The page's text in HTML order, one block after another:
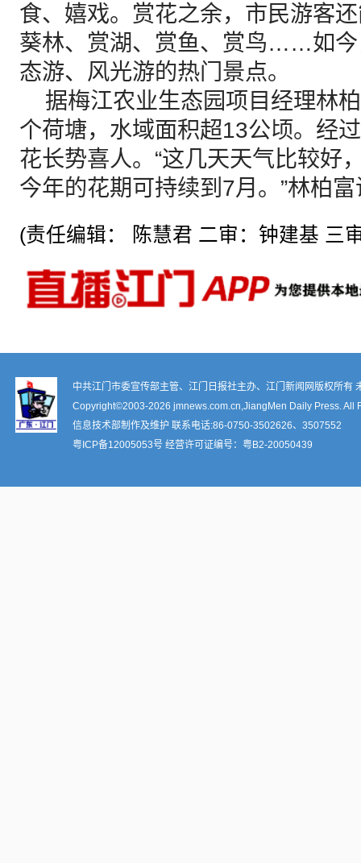
食、嬉戏。赏花之余，市民游客
葵林、赏湖、赏鱼、赏鸟……如今
态游、风光游的热门景点。
据梅江农业生态园项目经理林
个荷塘，水域面积超13公顷。经
花长势喜人。“这几天天气比较好
今年的花期可持续到7月。”林柏
(责任编辑： 陈慧君 二审：钟建基 三
中共江门市委宣传部主管、江门日报社主办、江门新闻网版权所有
Copyright©2003-2026 jmnews.com.cn,JiangMen Daily Press. All
信息技术部制作及维护 联系电话:86-0750-3502626、3507552
粤ICP备12005053号 经营许可证编号： 粤B2-20050439